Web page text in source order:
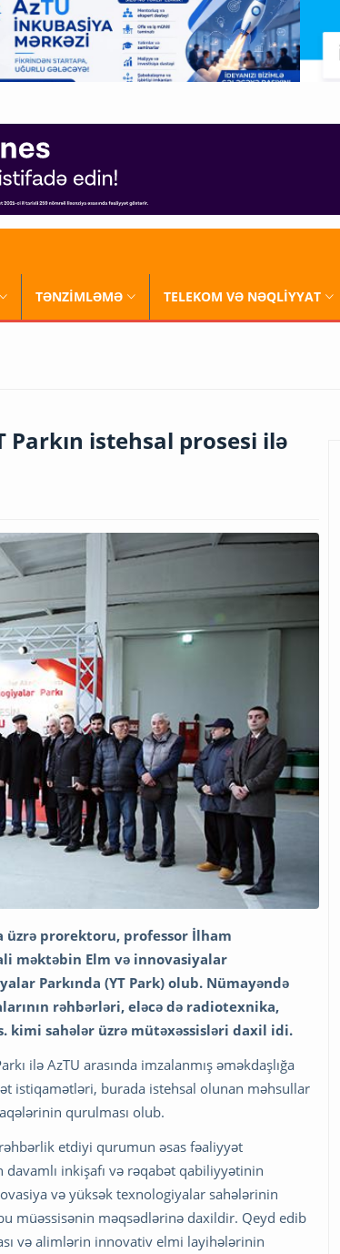
TƏNZİMLƏMƏ TELEKOM VƏ NƏQLİYYAT
istehsal prosesi ilə
üzrə prorektoru, professor İlham
məktəbin Elm və innovasiyalar
Parkında (YT Park) olub. Nümayəndə
rəhbərləri, eləcə də radiotexnika,
sahələr üzrə mütəxəssisləri daxil idi.
ilə AzTU arasında imzalanmış əməkdaşlığa
istiqamətləri, burada istehsal olunan məhsullar
qurulması olub.
etdiyi qurumun əsas fəaliyyət
inkişafı və rəqabət qabiliyyətinin
və yüksək texnologiyalar sahələrinin
müəssisənin məqsədlərinə daxildir. Qeyd edib
və alimlərin innovativ elmi layihələrinin